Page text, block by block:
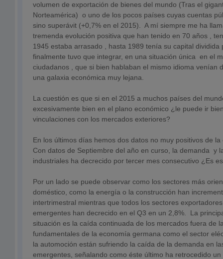
volumen de exportación de bienes del mundo (Tras el
Norteamérica) o uno de los pocos países cuyas cuentas
sino superávit (+0,7% en el 2015). A mí siempre me ha
tremenda evolución positiva que han tenido en 70 años ,
1945 estaba arrasado , hasta 1989 tenía su capital dividida
finalmente tuvo que integrar, en una situación única en el
ciudadanos , que si bien hablaban el mismo idioma venían
una galaxia económica muy lejana.
La cuestión es que si en el 2015 a muchos países del
excesivamente bien en el plano económico ¿le puede ir
vinculaciones con los mercados exteriores?
En los últimos días hemos dos datos no muy positivos de
Con datos de Septiembre del año en curso, la demanda y
industriales ha decrecido por tercer mes consecutivo ¿Es
Por un lado se puede observar como los sectores más
doméstico, como la energía o la construcción han
intertrimestral mientras que todos los sectores
emergentes han decrecido en el Q3 en un 2,8%. La
situación es la caída continuada de los mercados fuera de
fundamentales de la economía germana como el sector
la automoción están sufriendo la caída de la demanda en
emergentes, señalando como éste último ha retrocedido